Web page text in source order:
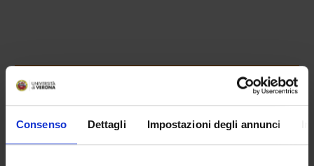
Consenso Dettagli Impostazioni degli annunci
Presentazione
Insegnamenti